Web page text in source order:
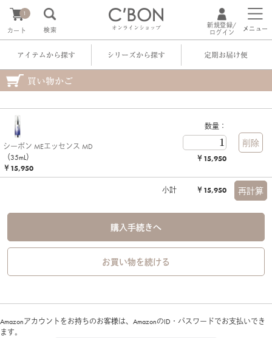
オンラインショップ
カート
1
検索
新規登録/
ログイン
メニュー
アイテムから探す シリーズから探す 定期お届け便
買い物かご
シーボン MEエッセンス MD
（35mL）
￥15,950
数量：
￥15,950
小計 ￥15,950
Amazonアカウントをお持ちのお客様は、AmazonのID・パスワードでお支払いでき
ます。